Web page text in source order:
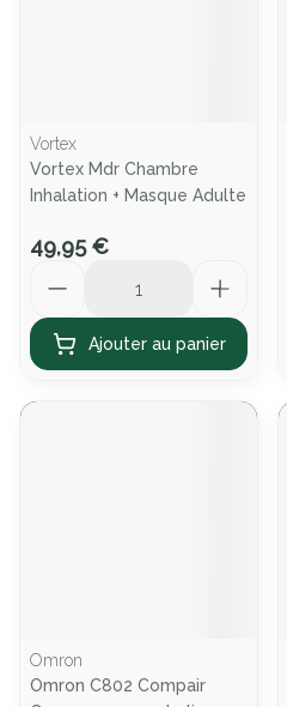
Vortex
Vortex Mdr Chambre
Inhalation + Masque Adulte
49,95 €
Ajouter au panier
Omron
Omron C802 Compair